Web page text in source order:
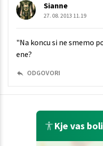
Sianne
27. 08. 2013 11.19
"Na koncu si ne smemo
ene?
ODGOVORI
Kje vas